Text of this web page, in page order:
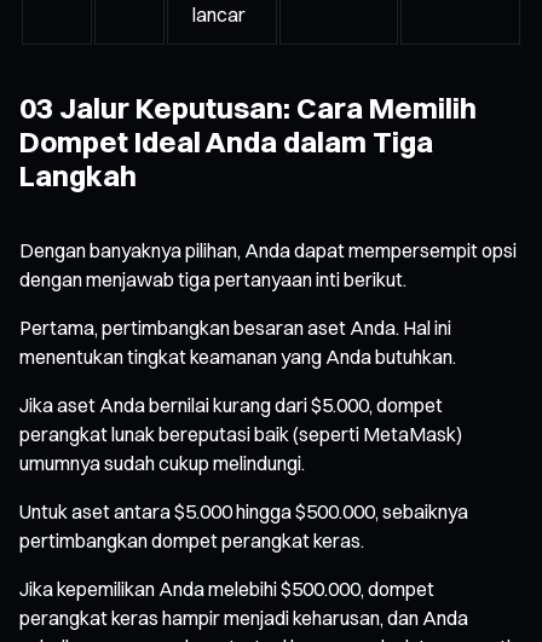
lancar
03 Jalur Keputusan: Cara Memilih
Dompet Ideal Anda dalam Tiga
Langkah
Dengan banyaknya pilihan, Anda dapat mempersempit opsi
dengan menjawab tiga pertanyaan inti berikut.
Pertama, pertimbangkan besaran aset Anda. Hal ini
menentukan tingkat keamanan yang Anda butuhkan.
Jika aset Anda bernilai kurang dari $5.000, dompet
perangkat lunak bereputasi baik (seperti MetaMask)
umumnya sudah cukup melindungi.
Untuk aset antara $5.000 hingga $500.000, sebaiknya
pertimbangkan dompet perangkat keras.
Jika kepemilikan Anda melebihi $500.000, dompet
perangkat keras hampir menjadi keharusan, dan Anda